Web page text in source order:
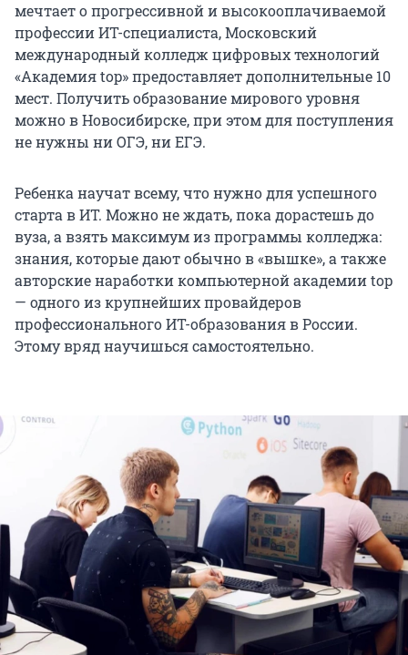
мечтает о прогрессивной и высокооплачиваемой
профессии ИТ-специалиста, Московский
международный колледж цифровых технологий
«Академия top» предоставляет дополнительные 10
мест. Получить образование мирового уровня
можно в Новосибирске, при этом для поступления
не нужны ни ОГЭ, ни ЕГЭ.
Ребенка научат всему, что нужно для успешного
старта в ИТ. Можно не ждать, пока дорастешь до
вуза, а взять максимум из программы колледжа:
знания, которые дают обычно в «вышке», а также
авторские наработки компьютерной академии top
— одного из крупнейших провайдеров
профессионального ИТ-образования в России.
Этому вряд научишься самостоятельно.